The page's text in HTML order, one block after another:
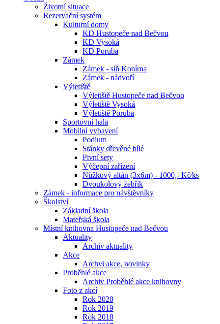
Životní situace
Rezervační systém
Kulturní domy
KD Hustopeče nad Bečvou
KD Vysoká
KD Poruba
Zámek
Zámek - síň Konírna
Zámek - nádvoří
Výletiště
Výletiště Hustopeče nad Bečvou
Výletiště Vysoká
Výletiště Poruba
Sportovní hala
Mobilní vybavení
Podium
Stánky dřevěné bílé
Pivní sety
Výčepní zařízení
Nůžkový altán (3x6m) - 1000,- Kč⁄ks
Dvoukolový žebřík
Zámek - informace pro návštěvníky
Školství
Základní škola
Mateřská škola
Místní knihovna Hustopeče nad Bečvou
Aktuality
Archiv aktuality
Akce
Archvi akce, novinky
Proběhlé akce
Archiv Proběhlé akce knihovny
Foto z akcí
Rok 2020
Rok 2019
Rok 2018